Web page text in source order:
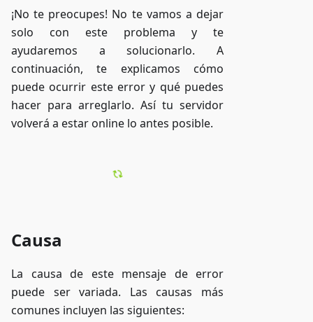
¡No te preocupes! No te vamos a dejar
solo con este problema y te
ayudaremos a solucionarlo. A
continuación, te explicamos cómo
puede ocurrir este error y qué puedes
hacer para arreglarlo. Así tu servidor
volverá a estar online lo antes posible.
Causa
La causa de este mensaje de error
puede ser variada. Las causas más
comunes incluyen las siguientes: